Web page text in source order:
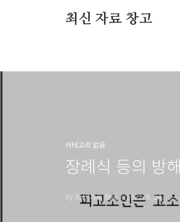
최신 자료 창고
카테고리 없음
장례식 등의 방
by 최신 자료 창고 2022. 8. 24.